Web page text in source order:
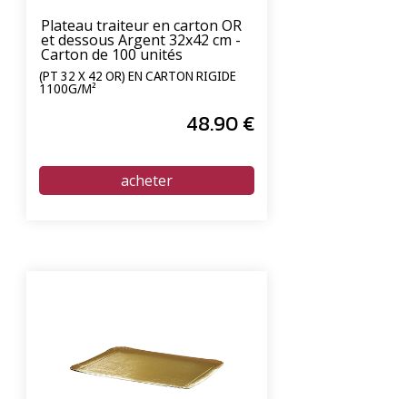
Plateau traiteur en carton OR
et dessous Argent 32x42 cm -
Carton de 100 unités
(PT 32 X 42 OR) EN CARTON RIGIDE
1100G/M²
48.90€